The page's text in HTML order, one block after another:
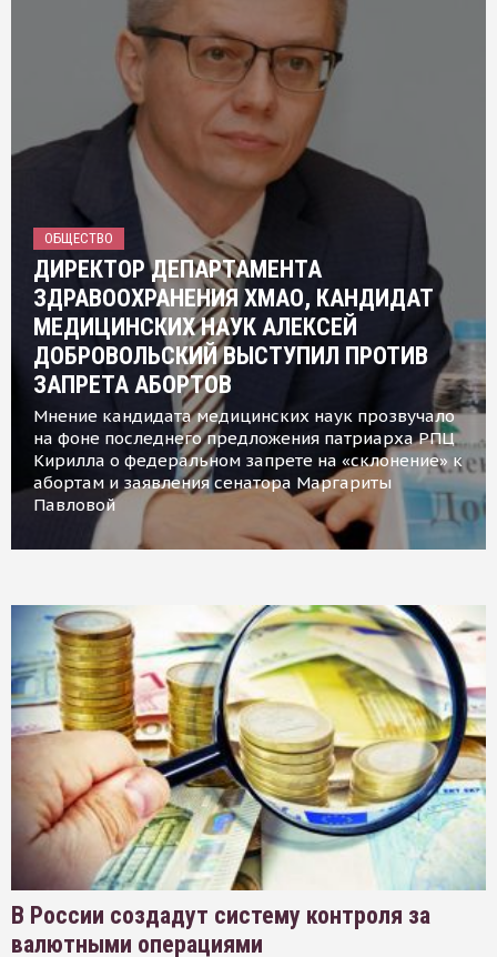
ОБЩЕСТВО
ДИРЕКТОР ДЕПАРТАМЕНТА
ЗДРАВООХРАНЕНИЯ ХМАО, КАНДИДАТ
МЕДИЦИНСКИХ НАУК АЛЕКСЕЙ
ДОБРОВОЛЬСКИЙ ВЫСТУПИЛ ПРОТИВ
ЗАПРЕТА АБОРТОВ
Мнение кандидата медицинских наук прозвучало
на фоне последнего предложения патриарха РПЦ
Кирилла о федеральном запрете на «склонение» к
абортам и заявления сенатора Маргариты
Павловой
В России создадут систему контроля за
валютными операциями